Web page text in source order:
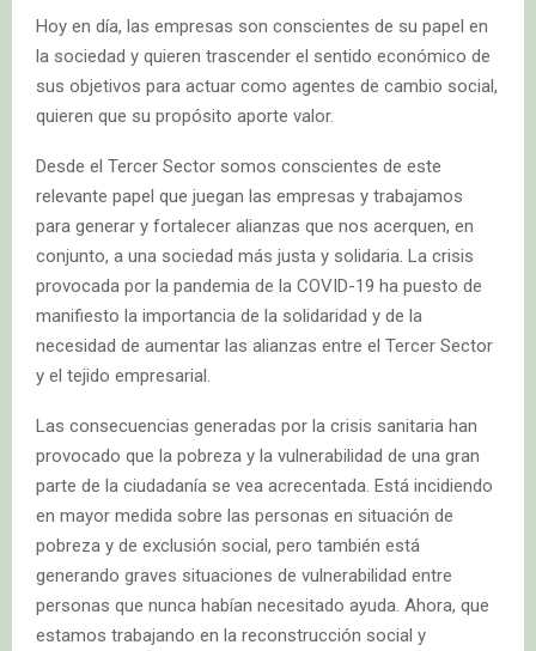
Hoy en día, las empresas son conscientes de su papel en
la sociedad y quieren trascender el sentido económico de
sus objetivos para actuar como agentes de cambio social,
quieren que su propósito aporte valor.
Desde el Tercer Sector somos conscientes de este
relevante papel que juegan las empresas y trabajamos
para generar y fortalecer alianzas que nos acerquen, en
conjunto, a una sociedad más justa y solidaria. La crisis
provocada por la pandemia de la COVID-19 ha puesto de
manifiesto la importancia de la solidaridad y de la
necesidad de aumentar las alianzas entre el Tercer Sector
y el tejido empresarial.
Las consecuencias generadas por la crisis sanitaria han
provocado que la pobreza y la vulnerabilidad de una gran
parte de la ciudadanía se vea acrecentada. Está incidiendo
en mayor medida sobre las personas en situación de
pobreza y de exclusión social, pero también está
generando graves situaciones de vulnerabilidad entre
personas que nunca habían necesitado ayuda. Ahora, que
estamos trabajando en la reconstrucción social y